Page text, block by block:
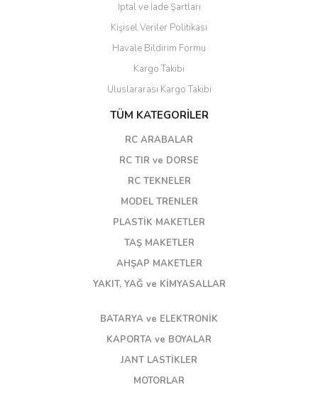
İptal ve İade Şartları
Kişisel Veriler Politikası
Havale Bildirim Formu
Kargo Takibi
Uluslararası Kargo Takibi
TÜM KATEGORİLER
RC ARABALAR
RC TIR ve DORSE
RC TEKNELER
MODEL TRENLER
PLASTİK MAKETLER
TAŞ MAKETLER
AHŞAP MAKETLER
YAKIT, YAĞ ve KİMYASALLAR
BATARYA ve ELEKTRONİK
KAPORTA ve BOYALAR
JANT LASTİKLER
MOTORLAR